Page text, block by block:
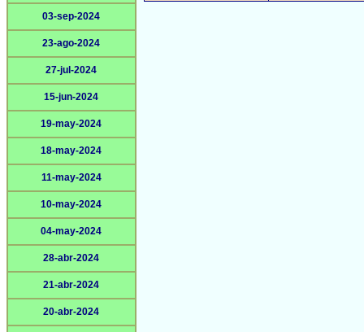
03-sep-2024
23-ago-2024
27-jul-2024
15-jun-2024
19-may-2024
18-may-2024
11-may-2024
10-may-2024
04-may-2024
28-abr-2024
21-abr-2024
20-abr-2024